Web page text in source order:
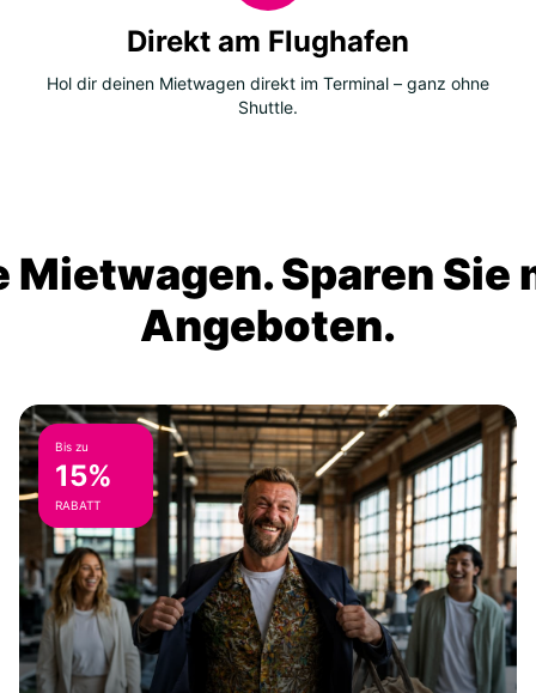
Direkt am Flughafen
Hol dir deinen Mietwagen direkt im Terminal – ganz ohne
Shuttle.
Mietwagen. Sparen Sie
Angeboten.
Bis zu
15%
RABATT